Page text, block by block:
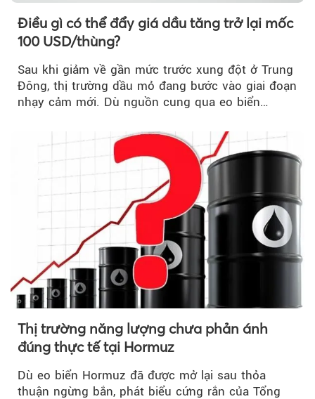
Điều gì có thể đẩy giá dầu tăng trở lại mốc
100 USD/thùng?
Sau khi giảm về gần mức trước xung đột ở Trung
Đông, thị trường dầu mỏ đang bước vào giai đoạn
nhạy cảm mới. Dù nguồn cung qua eo biển
Thị trường năng lượng chưa phản ánh
đúng thực tế tại Hormuz
Dù eo biển Hormuz đã được mở lại sau thỏa
thuận ngừng bắn, phát biểu cứng rắn của Tổng